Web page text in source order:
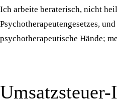
Ich arbeite beraterisch, nicht
Psychotherapeutengesetzes,
psychotherapeutische Hände;